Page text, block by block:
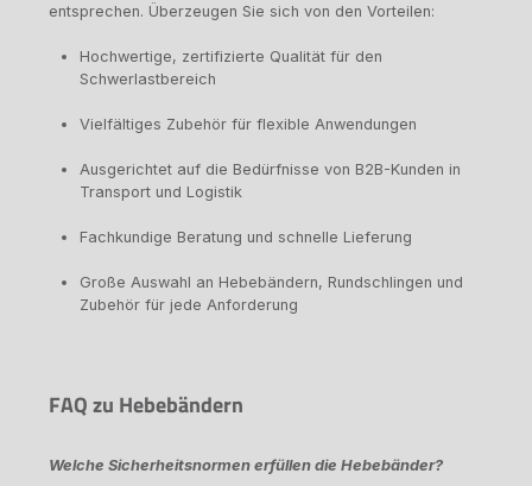
entsprechen. Überzeugen Sie sich von den Vorteilen:
Hochwertige, zertifizierte Qualität für den
Schwerlastbereich
Vielfältiges Zubehör für flexible Anwendungen
Ausgerichtet auf die Bedürfnisse von B2B-Kunden in
Transport und Logistik
Fachkundige Beratung und schnelle Lieferung
Große Auswahl an Hebebändern, Rundschlingen und
Zubehör für jede Anforderung
FAQ zu Hebebändern
Welche Sicherheitsnormen erfüllen die Hebebänder?